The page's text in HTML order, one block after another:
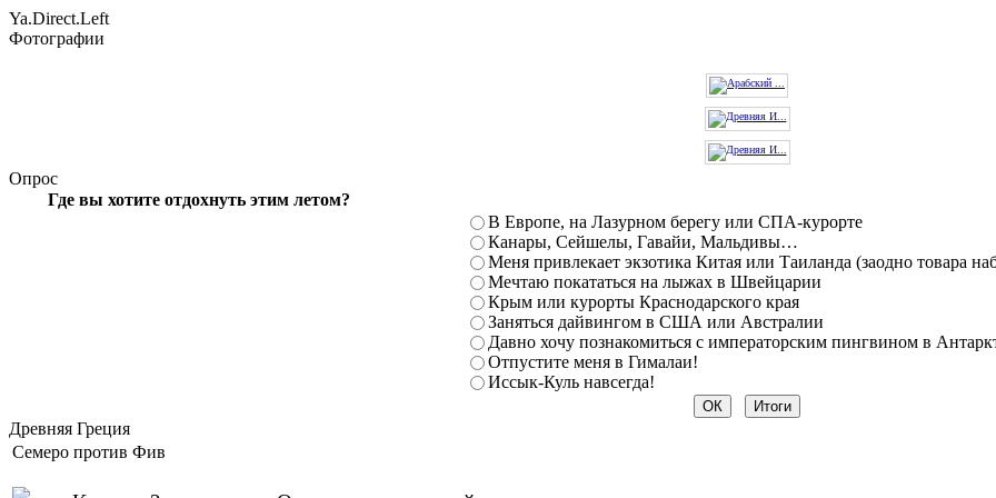
Ya.Direct.Left
Фотографии
Опрос
Где вы хотите отдохнуть этим летом?
В Европе, на Лазурном берегу или СПА-курорте
Канары, Сейшелы, Гавайи, Мальдивы…
Меня привлекает экзотика Китая или Таиланда (заодно товара
Мечтаю покататься на лыжах в Швейцарии
Крым или курорты Краснодарского края
Заняться дайвингом в США или Австралии
Давно хочу познакомиться с императорским пингвином в
Отпустите меня в Гималаи!
Иссык-Куль навсегда!
Древняя Греция
Семеро против Фив